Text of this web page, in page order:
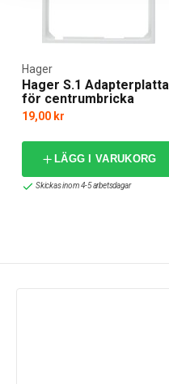
Hager S.1 Adapterplatta
för centrumbricka
Hager
19,00 kr
LÄGG I VARUKORG
Skickas inom 4-5 arbetsdagar